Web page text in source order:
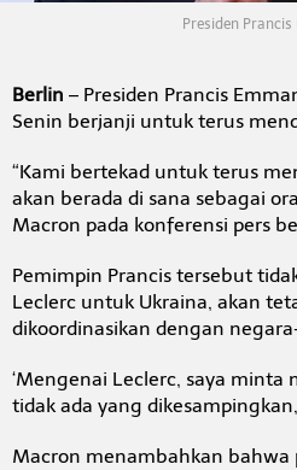
g
a
i
M
e
n
R
s
a
Presiden
Berlin – Presiden Prancis
Senin berjanji untuk terus
“Kami bertekad untuk terus
akan berada di sana sebagai
Macron pada konferensi pers
Pemimpin Prancis tersebut
Leclerc untuk Ukraina, akan
dikoordinasikan dengan
‘Mengenai Leclerc, saya
tidak ada yang
Macron menambahkan